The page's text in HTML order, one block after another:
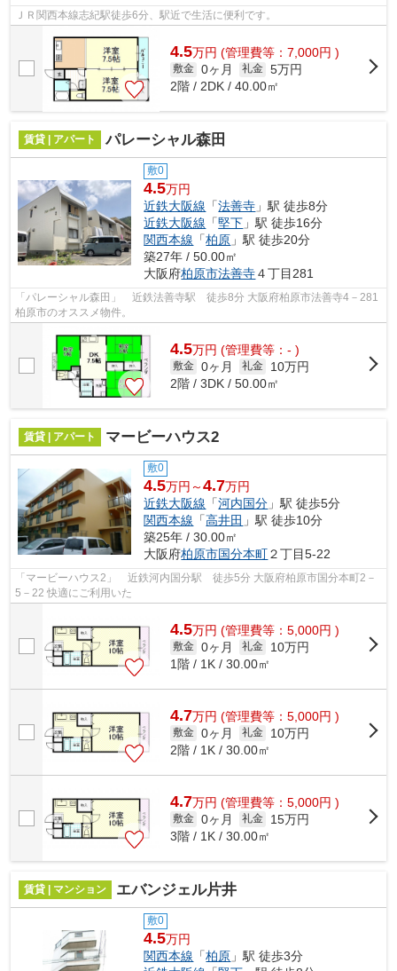
ＪＲ関西本線志紀駅徒歩6分、駅近で生活に便利です。
4.5万円 (管理費等：7,000円 )
敷金 0ヶ月 礼金 5万円
2階 / 2DK / 40.00㎡
賃貸 | アパート パレーシャル森田
敷0
4.5万円
近鉄大阪線 「法善寺 」駅 徒歩8分
近鉄大阪線 「堅下 」駅 徒歩16分
関西本線 「柏原 」駅 徒歩20分
築27年 / 50.00㎡
大阪府柏原市法善寺４丁目281
「パレーシャル森田」 近鉄法善寺駅 徒歩8分 大阪府柏原市法善寺4－281
柏原市のオススメ物件。
4.5万円 (管理費等：- )
敷金 0ヶ月 礼金
10万円
2階 / 3DK / 50.00㎡
賃貸 | アパート マービーハウス2
敷0
4.5万円～4.7万円
近鉄大阪線 「河内国分 」駅 徒歩5分
関西本線 「高井田 」駅 徒歩10分
築25年 / 30.00㎡
大阪府柏原市国分本町２丁目5-22
「マービーハウス2」 近鉄河内国分駅 徒歩5分 大阪府柏原市国分本町2－
5－22 快適にご利用いた
4.5万円 (管理費等：5,000円 )
敷金 0ヶ月 礼金
10万円
1階 / 1K / 30.00㎡
4.7万円 (管理費等：5,000円 )
敷金 0ヶ月 礼金
10万円
2階 / 1K / 30.00㎡
4.7万円 (管理費等：5,000円 )
敷金 0ヶ月 礼金
15万円
3階 / 1K / 30.00㎡
賃貸 | マンション エバンジェル片井
敷0
4.5万円
関西本線 「柏原 」駅 徒歩3分